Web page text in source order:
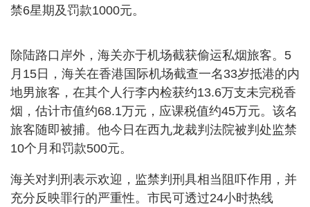
禁6星期及罚款1000元。
除陆路口岸外，海关亦于机场截获偷运私烟旅客。5
月15日，海关在香港国际机场截查一名33岁抵港的内
地男旅客，在其个人行李内检获约13.6万支未完税香
烟，估计市值约68.1万元，应课税值约45万元。该名
旅客随即被捕。他今日在西九龙裁判法院被判处监禁
10个月和罚款500元。
海关对判刑表示欢迎，监禁判刑具相当阻吓作用，并
充分反映罪行的严重性。市民可透过24小时热线